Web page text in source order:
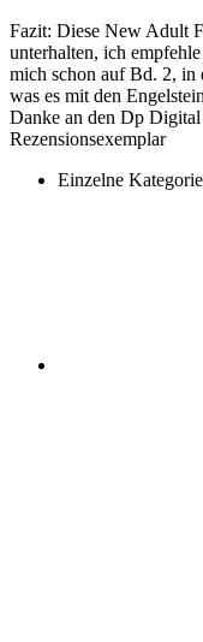
Fazit: Diese New Adult
unterhalten, ich
mich schon auf Bd. 2, in
was es mit den
Danke an den Dp
Rezensionsexemplar
Einzelne